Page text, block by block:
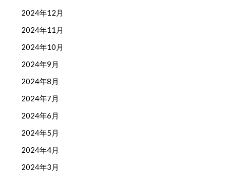
2024年12月
2024年11月
2024年10月
2024年9月
2024年8月
2024年7月
2024年6月
2024年5月
2024年4月
2024年3月